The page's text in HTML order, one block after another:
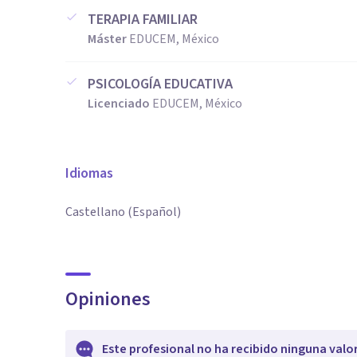
TERAPIA FAMILIAR
MásterEDUCEM, México
PSICOLOGÍA EDUCATIVA
Licenciado EDUCEM, México
Idiomas
Castellano (Español)
Opiniones
Este profesional no ha recibido ninguna